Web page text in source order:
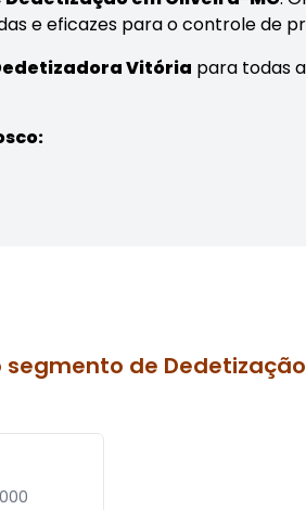
e eficazes para o controle de
Vitória para todas
de